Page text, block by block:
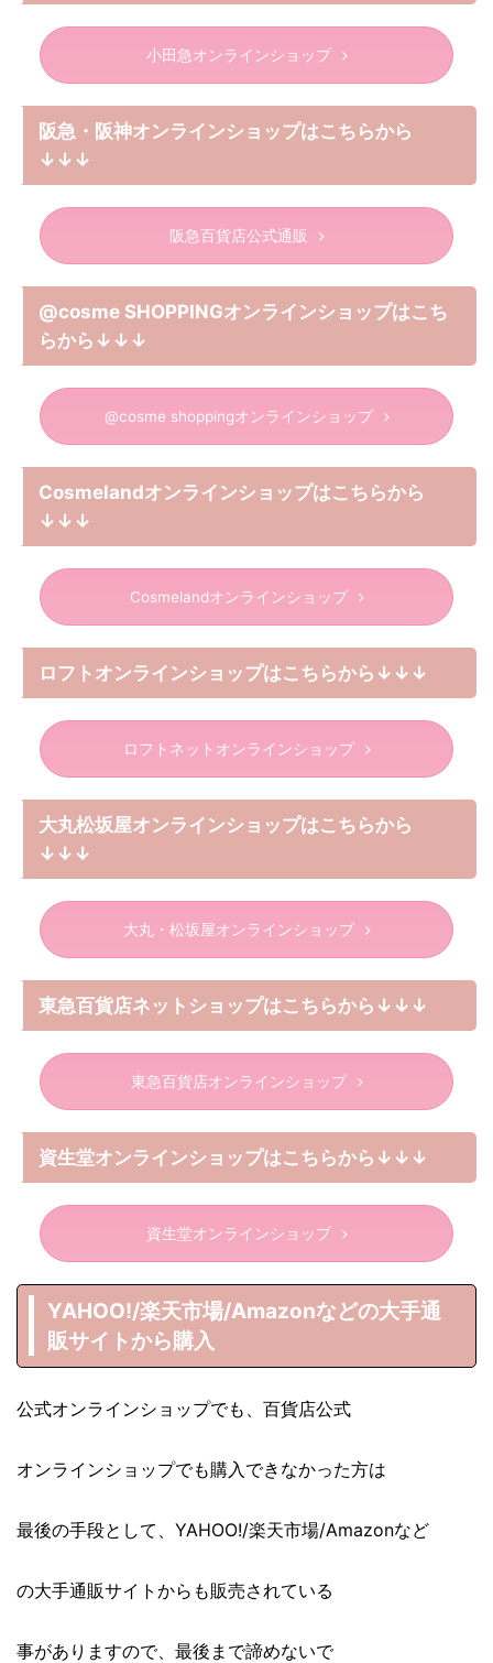
小田急オンラインショップ
阪急・阪神オンラインショップはこちらから
↓↓↓
阪急百貨店公式通販
@cosme SHOPPINGオンラインショップはこち
らから↓↓↓
@cosme shoppingオンラインショップ
Cosmelandオンラインショップはこちらから
↓↓↓
Cosmelandオンラインショップ
ロフトオンラインショップはこちらから↓↓↓
ロフトネットオンラインショップ
大丸松坂屋オンラインショップはこちらから
↓↓↓
大丸・松坂屋オンラインショップ
東急百貨店ネットショップはこちらから↓↓↓
東急百貨店オンラインショップ
資生堂オンラインショップはこちらから↓↓↓
資生堂オンラインショップ
YAHOO!/楽天市場/Amazonなどの大手通
販サイトから購入
公式オンラインショップでも、百貨店公式
オンラインショップでも購入できなかった方は
最後の手段として、YAHOO!/楽天市場/Amazonなど
の大手通販サイトからも販売されている
事がありますので、最後まで諦めないで